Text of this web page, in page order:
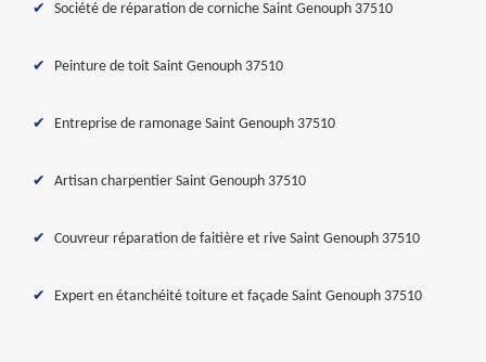
Société de réparation de corniche Saint Genouph 37510
Peinture de toit Saint Genouph 37510
Entreprise de ramonage Saint Genouph 37510
Artisan charpentier Saint Genouph 37510
Couvreur réparation de faitière et rive Saint Genouph 37510
Expert en étanchéité toiture et façade Saint Genouph 37510